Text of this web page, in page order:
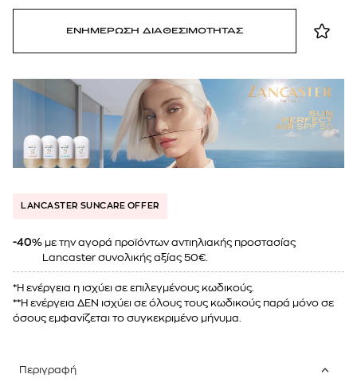
ΕΝΗΜΕΡΩΣΗ ΔΙΑΘΕΣΙΜΟΤΗΤΑΣ
LANCASTER SUNCARE OFFER
-40% με την αγορά προϊόντων αντιηλιακής προστασίας
Lancaster συνολικής αξίας 50€.
*Η ενέργεια η ισχύει σε επιλεγμένους κωδικούς.
**Η ενέργεια ΔΕΝ ισχύει σε όλους τους κωδικούς παρά μόνο σε
όσους εμφανίζεται το συγκεκριμένο μήνυμα.
Περιγραφή